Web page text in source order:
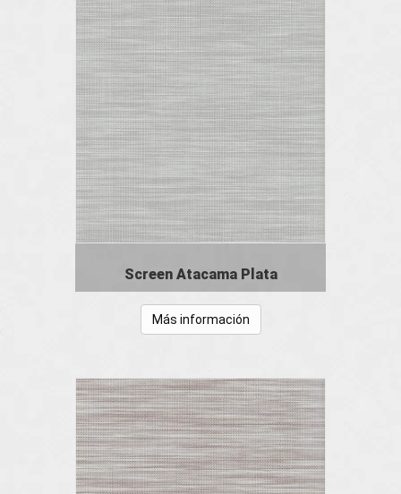
Screen Atacama Plata
Más información